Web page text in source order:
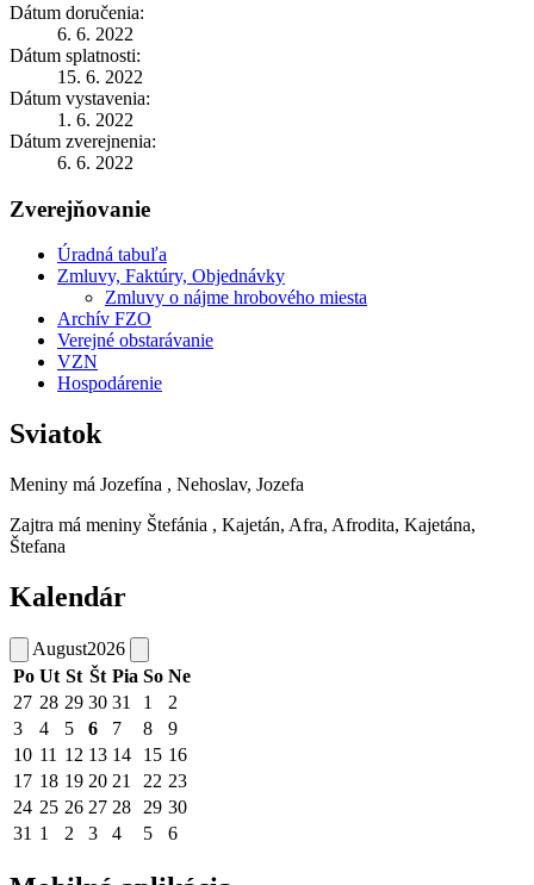
Dátum doručenia:
6. 6. 2022
Dátum splatnosti:
15. 6. 2022
Dátum vystavenia:
1. 6. 2022
Dátum zverejnenia:
6. 6. 2022
Zverejňovanie
Úradná tabuľa
Zmluvy, Faktúry, Objednávky
Zmluvy o nájme hrobového miesta
Archív FZO
Verejné obstarávanie
VZN
Hospodárenie
Sviatok
Meniny má Jozefína , Nehoslav, Jozefa
Zajtra má meniny Štefánia , Kajetán, Afra, Afrodita, Kajetána,
Štefana
Kalendár
August2026
Po Ut St Št Pia So Ne
27 28 29 30 31 1
2
3
4 5 6 7 8
9
10 11 12 13 14 15 16
17 18 19 20 21 22 23
24 25 26 27 28 29 30
31 1 2 3 4 5 6